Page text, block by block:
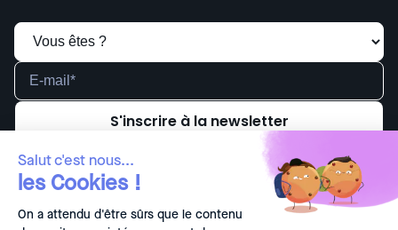
Salut c'est nous...
les Cookies !
On a attendu d'être sûrs que le contenu
J'accepte de
recevoir des
de Check And
Check And Visit a besoin des coordonnées que
vous nous fournissez pour vous envoyer la
newsletter. Vous pouvez vous désabonner à tout
moment. Pour en savoir plus sur nos modalités
de désabonnement et notre engagement vis-à-